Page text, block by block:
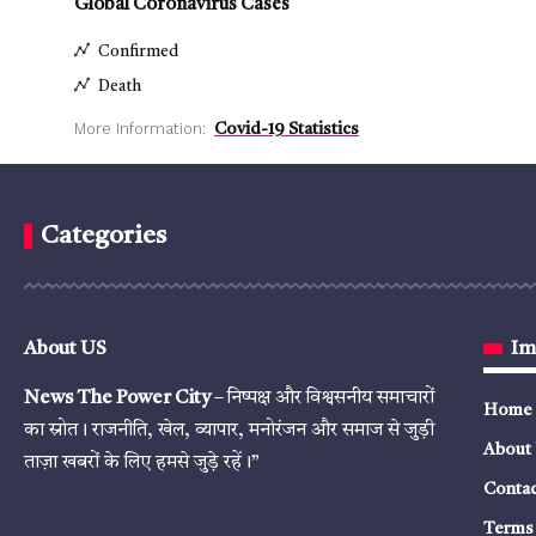
Global Coronavirus Cases
Confirmed
Death
More Information: Covid-19 Statistics
Categories
About US
News The Power City– निष्पक्ष और विश्वसनीय समाचारों
का स्रोत। राजनीति, खेल, व्यापार, मनोरंजन और समाज से जुड़ी
ताज़ा खबरों के लिए हमसे जुड़े रहें।”
Home
About